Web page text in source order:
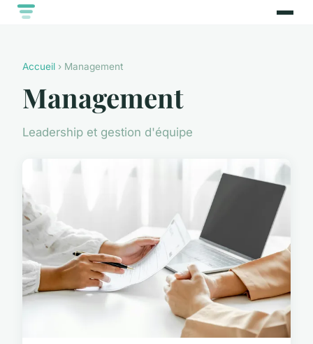
Accueil › Management
Management
Leadership et gestion d'équipe